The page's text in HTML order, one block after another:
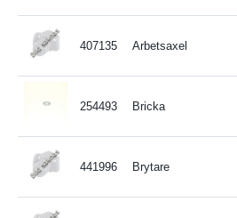
407135 Arbetsaxel
254493 Bricka
441996 Brytare